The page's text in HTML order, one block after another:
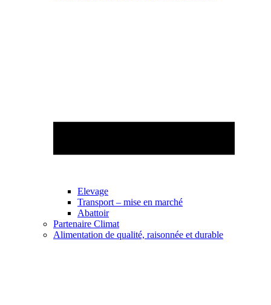
Elevage
Transport – mise en marché
Abattoir
Partenaire Climat
Alimentation de qualité, raisonnée et durable